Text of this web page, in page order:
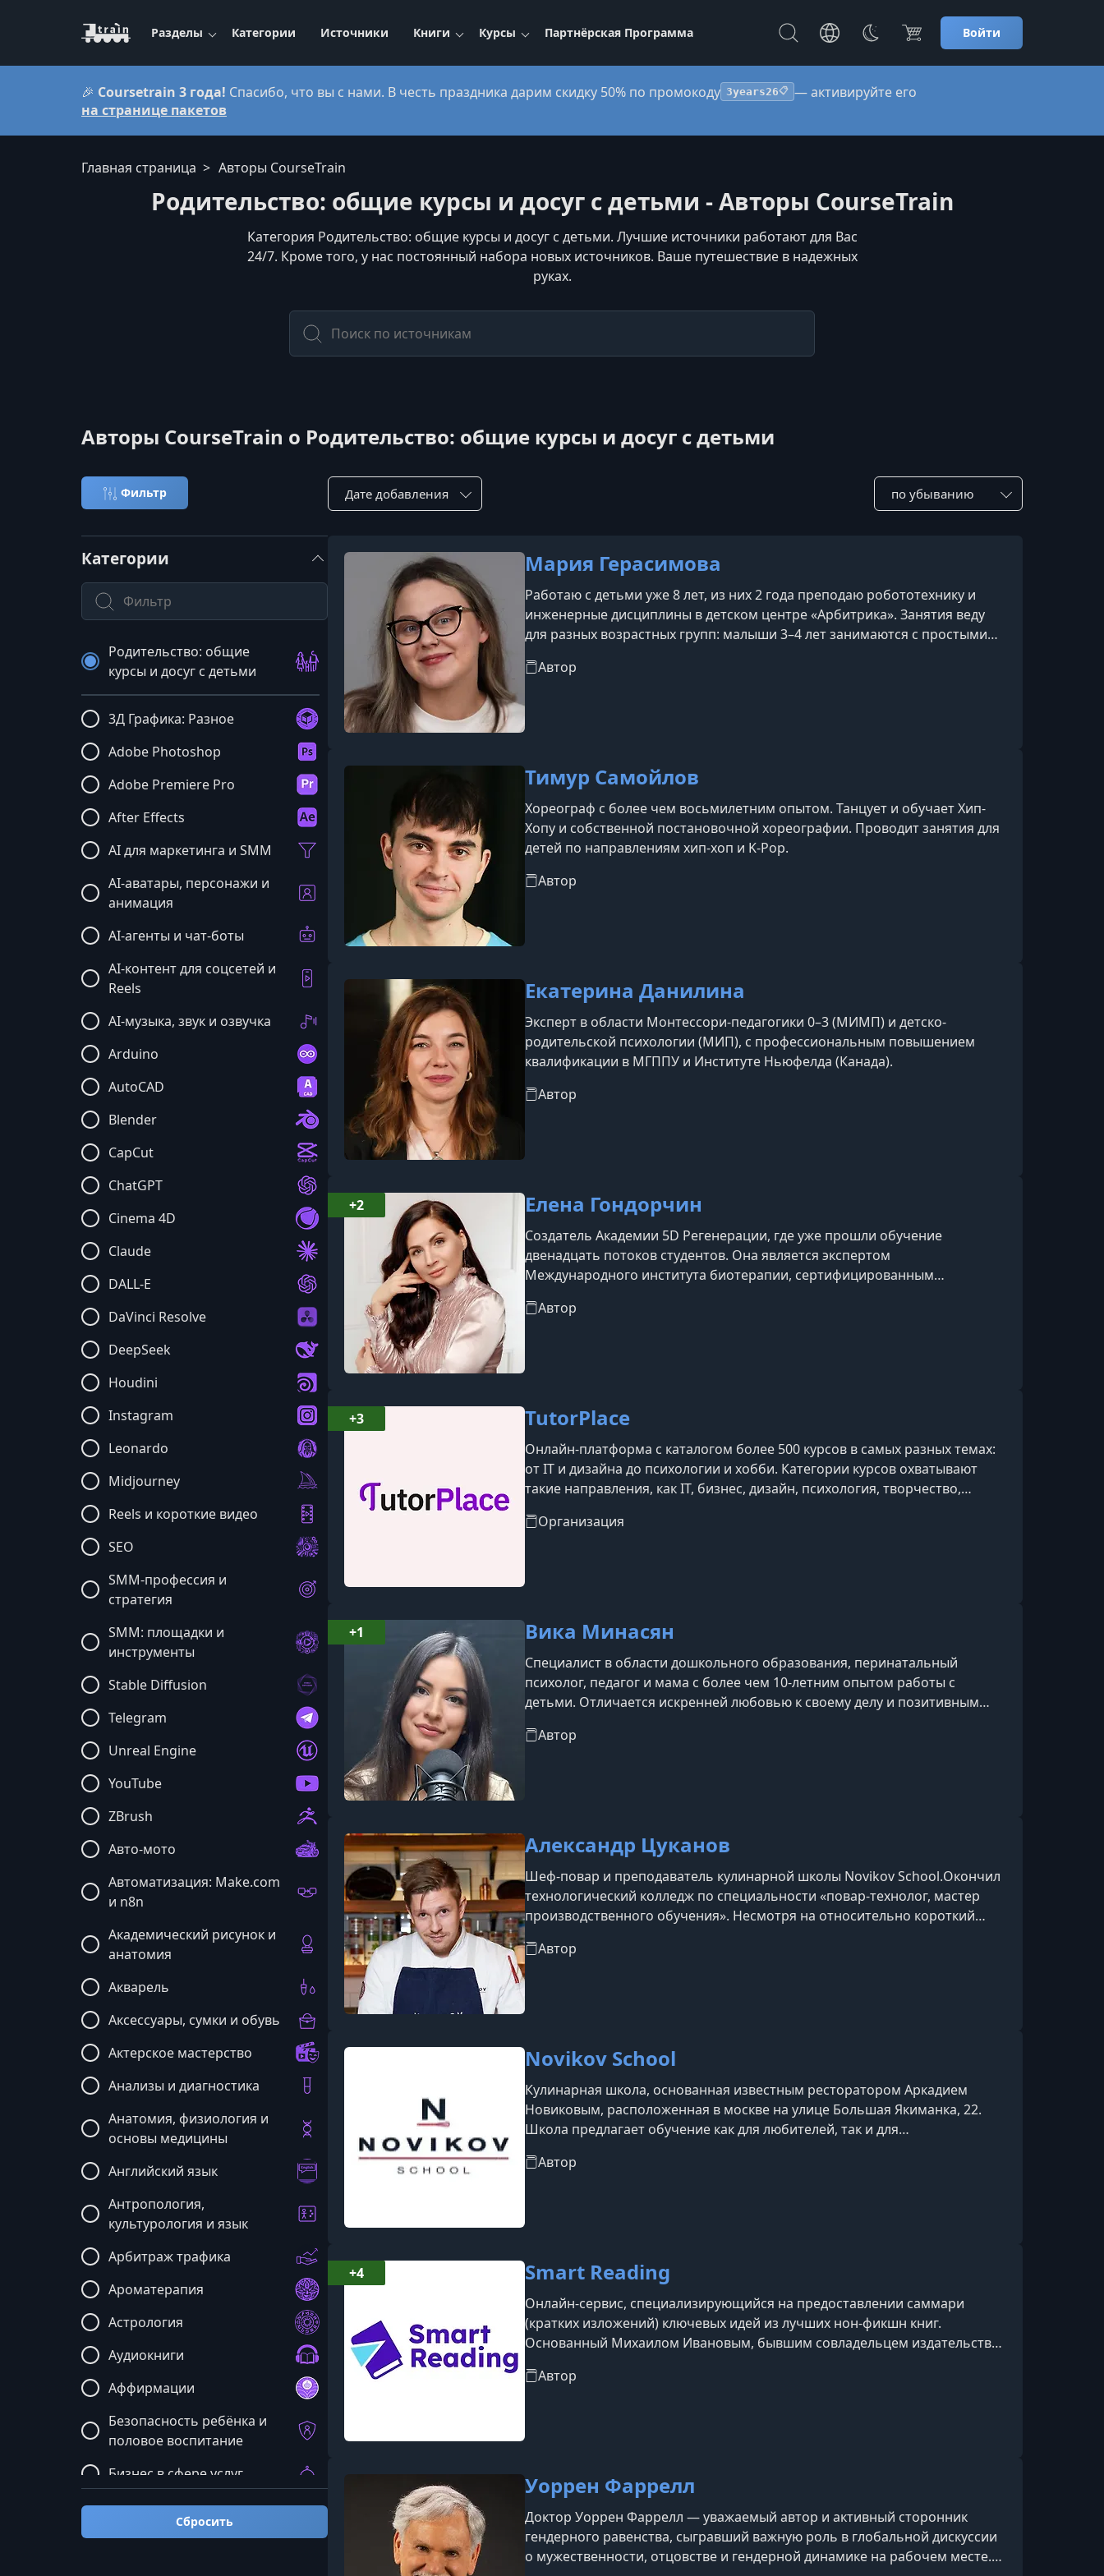
Разделы Категории Источники Книги Курсы Партнёрская Программа Войти
🎉 Coursetrain 3 года! Спасибо, что вы с нами. В честь праздника дарим скидку 50% по промокоду 3years26📋 — активируйте его
на странице пакетов
Главная страница Авторы CourseTrain
Родительство: общие курсы и досуг с детьми - Авторы CourseTrain
Категория Родительство: общие курсы и досуг с детьми. Лучшие источники работают для Вас
24/7. Кроме того, у нас постоянный набора новых источников. Ваше путешествие в надежных
руках.
Авторы CourseTrain о Родительство: общие курсы и досуг с детьми
Фильтр Сортировка по: Сотировать по:
Категории
Поиск по категории
Родительство: общие
курсы и досуг с детьми
3Д Графика: Разное
Adobe Photoshop
Adobe Premiere Pro
After Effects
AI для маркетинга и SMM
AI-аватары, персонажи и
анимация
AI-агенты и чат-боты
AI-контент для соцсетей и
Reels
AI-музыка, звук и озвучка
Arduino
AutoCAD
Blender
CapCut
ChatGPT
Cinema 4D
Claude
DALL-E
DaVinci Resolve
DeepSeek
Houdini
Instagram
Leonardo
Midjourney
Reels и короткие видео
SEO
SMM-профессия и
стратегия
SMM: площадки и
инструменты
Stable Diffusion
Telegram
Unreal Engine
YouTube
ZBrush
Авто-мото
Автоматизация: Make.com
и n8n
Академический рисунок и
анатомия
Акварель
Аксессуары, сумки и обувь
Актерское мастерство
Анализы и диагностика
Анатомия, физиология и
основы медицины
Английский язык
Антропология,
культурология и язык
Арбитраж трафика
Ароматерапия
Астрология
Аудиокниги
Аффирмации
Безопасность ребёнка и
половое воспитание
Бизнес в сфере услуг
Бизнес: мастермайнды и
общие курсыСбросить
Мария Герасимова
Работаю с детьми уже 8 лет, из них 2 года преподаю робототехнику и
инженерные дисциплины в детском центре «Арбитрика». Занятия веду
для разных возрастных групп: малыши 3–4 лет занимаются с простыми
базовые принципы программирования; школьники 7–10 лет создают
Автор
Тимур Самойлов
Хореограф с более чем восьмилетним опытом. Танцует и обучает Хип-
Хопу и собственной постановочной хореографии. Проводит занятия для
детей по направлениям хип-хоп и K-Pop.
Автор
Екатерина Данилина
Эксперт в области Монтессори-педагогики 0–3 (МИМП) и детско-
родительской психологии (МИП), с профессиональным повышением
квалификации в МГППУ и Институте Ньюфелда (Канада).
Автор
Елена Гондорчин
Создатель Академии 5D Регенерации, где уже прошли обучение
двенадцать потоков студентов. Она является экспертом
Международного института биотерапии, сертифицированным
краниосакральным терапевтом с более чем пятнадцатилетним опытом
Автор
+2
TutorPlace
Онлайн-платформа с каталогом более 500 курсов в самых разных темах:
от IT и дизайна до психологии и хобби. Категории курсов охватывают
такие направления, как IT, бизнес, дизайн, психология, творчество,
Организация
+3
Вика Минасян
Специалист в области дошкольного образования, перинатальный
психолог, педагог и мама с более чем 10-летним опытом работы с
детьми. Отличается искренней любовью к своему делу и позитивным
и Пенсильванского университетов, а также стажировалась за рубежом —
Автор
+1
Александр Цуканов
Шеф-повар и преподаватель кулинарной школы Novikov School.Окончил
технологический колледж по специальности «повар-технолог, мастер
производственного обучения». Несмотря на относительно короткий
гастрономической сфере. Начинал карьеру на кухне гастробара Roni под
Автор
Novikov School
Кулинарная школа, основанная известным ресторатором Аркадием
Новиковым, расположенная в москве на улице Большая Якиманка, 22.
Школа предлагает обучение как для любителей, так и для
онлайн форматах, включая теоретические и практические занятия, а
Автор
Smart Reading
Онлайн-сервис, специализирующийся на предоставлении саммари
(кратких изложений) ключевых идей из лучших нон-фикшн книг.
Основанный Михаилом Ивановым, бывшим совладельцем издательства
возможность быстро ознакомиться с основными мыслями и
Автор
+4
Уоррен Фаррелл
Доктор Уоррен Фаррелл — уважаемый автор и активный сторонник
гендерного равенства, сыгравший важную роль в глобальной дискуссии
о мужественности, отцовстве и гендерной динамике на рабочем месте.